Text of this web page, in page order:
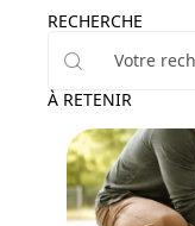
RECHERCHE
À RETENIR